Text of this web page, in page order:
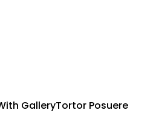
GalleryTortor Posuere